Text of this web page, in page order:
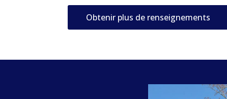
Obtenir plus de renseignements